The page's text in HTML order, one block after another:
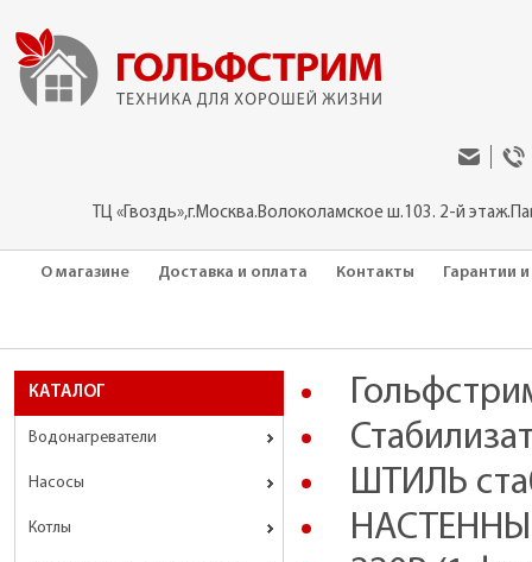
ТЦ «Гвоздь»,г.Москва.Волоколамское ш.103. 2-й
О магазине Доставка и оплата Контакты Гарантии
КАТАЛОГ
Водонагреватели
Насосы
Котлы
ШТИЛЬ